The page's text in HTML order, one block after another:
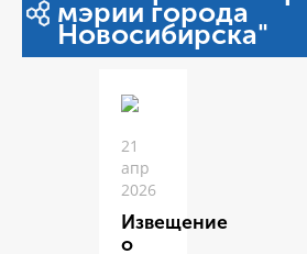
мэрии города
Новосибирска"
21
апр
2026
Извещение
о